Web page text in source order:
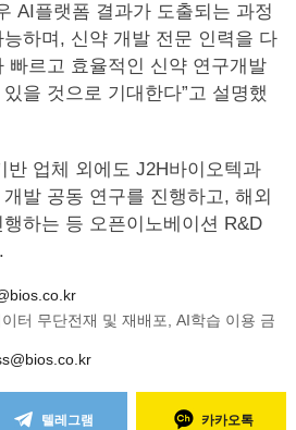
AI플랫폼 결과가 도출되는 과정
하며, 신약 개발 전문 인력을 다
빠르고 효율적인 신약 연구개발
을 것으로 기대한다”고 설명했
반 업체 외에도 J2H바이오텍과
발 공동 연구를 진행하고, 해외
하는 등 오픈이노베이션 R&D
터 무단전재 및 재배포, AI학습 이용 금
텔레그램 카카오톡